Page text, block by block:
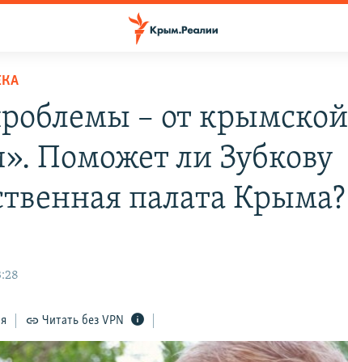
– от крымской
Поможет ли Зубкову
палата Крыма?
Читать без VPN